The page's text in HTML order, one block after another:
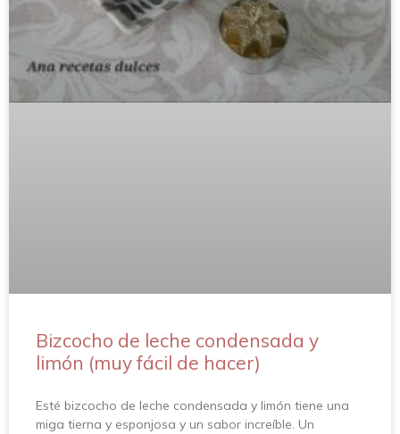
Bizcocho de leche condensada y
limón (muy fácil de hacer)
Esté bizcocho de leche condensada y limón tiene una
miga tierna y esponjosa y un sabor increíble. Un